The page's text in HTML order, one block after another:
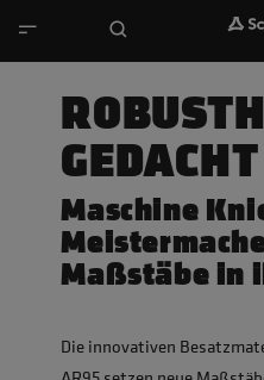
GEDACHT
Maschine
Maßstäbe in
Die innovativen